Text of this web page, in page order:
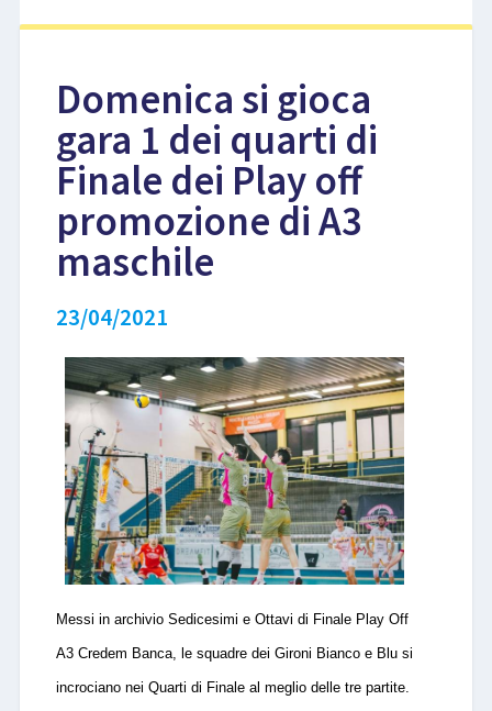
COMPETIZIONI
EVENTI
LIBRI
Domenica si gioca
gara 1 dei quarti di
Finale dei Play off
promozione di A3
maschile
23/04/2021
Messi in archivio Sedicesimi e Ottavi di Finale Play Off
A3 Credem Banca, le squadre dei Gironi Bianco e Blu si
incrociano nei Quarti di Finale al meglio delle tre partite.